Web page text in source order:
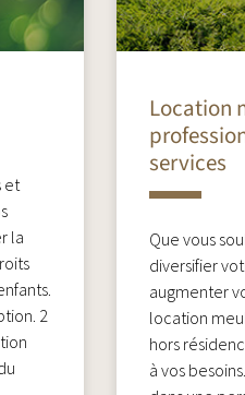
et
la
2
Location
services
Que vous
diversifier
augmenter
location
hors
à vos